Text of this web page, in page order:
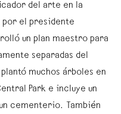
del arte en la
por el presidente
un plan maestro para
separadas del
muchos árboles en
Park e incluye un
cementerio. También